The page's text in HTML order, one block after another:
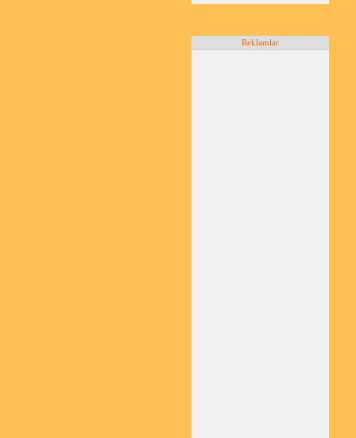
Reklamlar